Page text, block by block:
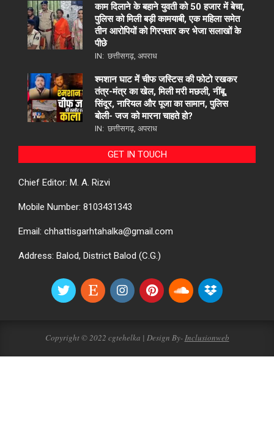
काम दिलाने के बहाने युवती को 50 हजार में बेचा,
पुलिस को मिली बड़ी कामयाबी, एक महिला समेत
तीन आरोपियों को गिरफ्तार कर भेजा सलाखों के
पीछे
IN: छत्तीसगढ़, अपराध
श्मशान घाट में चीफ जस्टिस की फोटो रखकर
तंत्र-मंत्र का खेल, मिली मरी मछली, नींबू,
सिंदूर, नारियल और पूजा का सामान, पुलिस
बोली- जज को मारना चाहते हो?
IN: छत्तीसगढ़, अपराध
GET IN TOUCH
Chief Editor: M. A. Rizvi
Mobile Number: 8103431343
Email: chhattisgarhtahalka@gmail.com
Address: Balod, District Balod (C.G.)
Copyright © 2022 cgtehelka | Design By-Inclusionweb